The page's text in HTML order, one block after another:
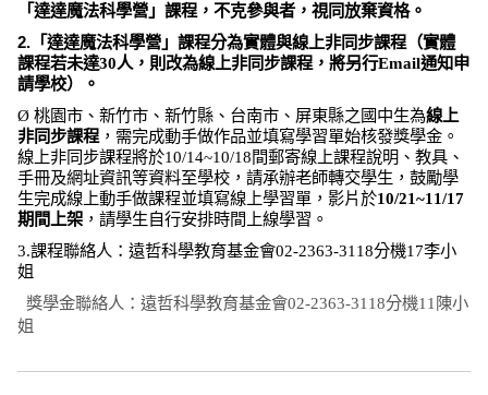
「達達魔法科學營」課程，不克參與者，視同放棄資格。
2. 「達達魔法科學營」課程分為實體與線上非同步課程（實體
課程若未達30人，則改為線上非同步課程，將另行Email通知申
請學校）。
Ø 桃園市、新竹市、新竹縣、台南市、屏東縣之國中生為線上
非同步課程 ，需完成動手做作品並填寫學習單始核發獎學金。
線上非同步課程將於10/14~10/18間郵寄線上課程說明、教具、
手冊及網址資訊等資料至學校，請承辦老師轉交學生，鼓勵學
生完成線上動手做課程並填寫線上學習單，影片於10/21~11/17
期間上架 ，請學生自行安排時間上線學習。
3.課程聯絡人：遠哲科學教育基金會02-2363-3118分機17李小
姐
獎學金聯絡人：遠哲科學教育基金會02-2363-3118分機11 陳小
姐